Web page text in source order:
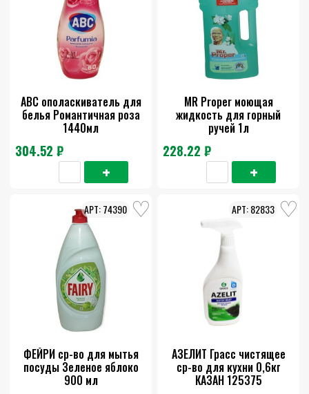
АВС ополаскиватель для
белья Романтичная роза
1440мл
304.52 ₽
MR Proper моющая
жидкость для горный
ручей 1л
228.22 ₽
ФЕЙРИ ср-во для мытья
посуды Зеленое яблоко
900 мл
74390
АЗЕЛИТ Грасс чистящее
ср-во для кухни 0,6кг
КАЗАН 125375
82833